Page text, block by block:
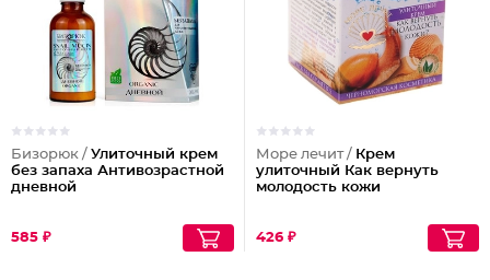
Бизорюк / Улиточный крем
без запаха Антивозрастной
дневной
585 ₽
Море лечит / Крем
улиточный Как вернуть
молодость кожи
426 ₽